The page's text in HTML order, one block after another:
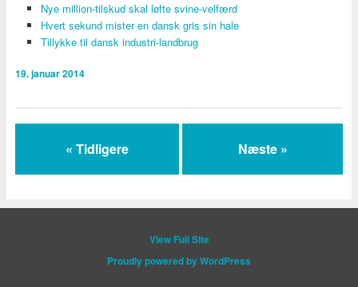
Nye million-tilskud skal løfte svine-velfærd
Hvert sekund mister en dansk gris sin hale
Tillykke til dansk industri-landbrug
19. januar 2014
« Tidligere Næste »
View Full Site
Proudly powered by WordPress